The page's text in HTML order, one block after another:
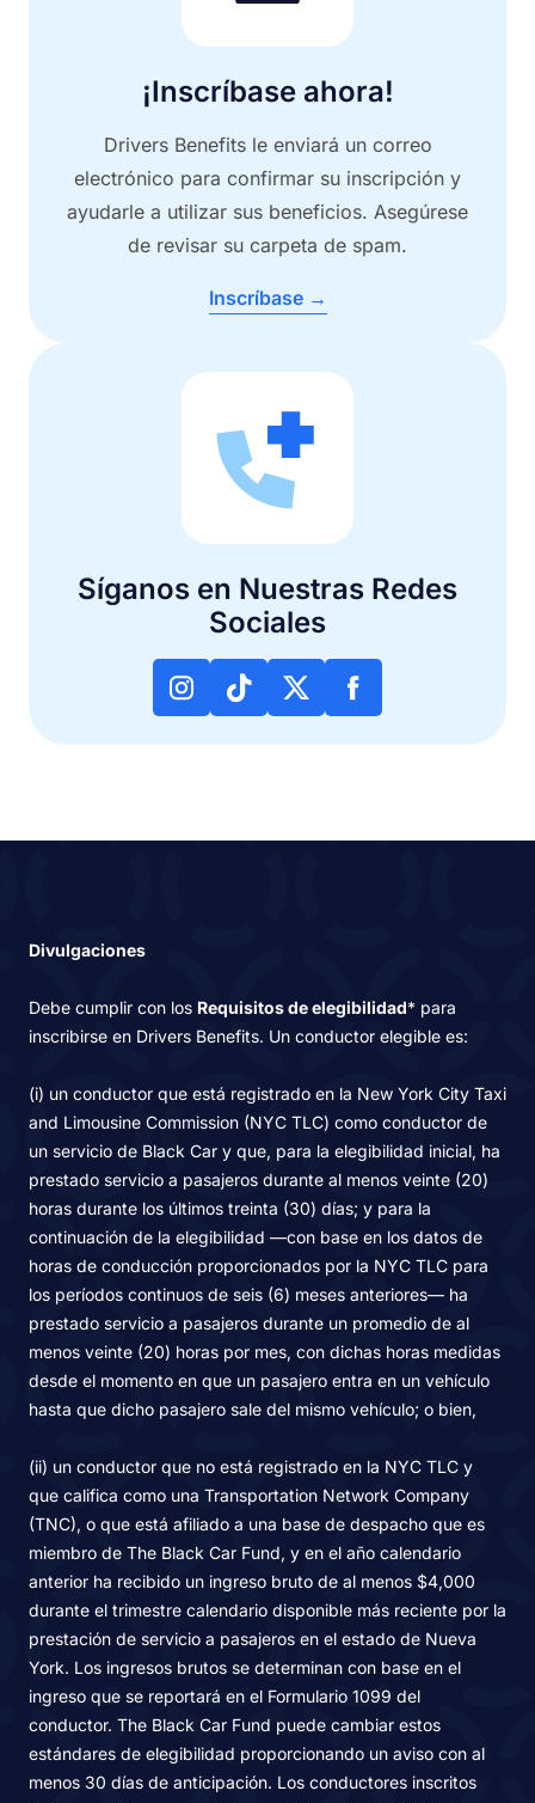
¡Inscríbase ahora!
Drivers Benefits le enviará un correo
electrónico para confirmar su inscripción y
ayudarle a utilizar sus beneficios. Asegúrese
de revisar su carpeta de spam.
Inscríbase →
Síganos en Nuestras Redes
Sociales
Divulgaciones
Debe cumplir con los Requisitos de elegibilidad* para
inscribirse en Drivers Benefits. Un conductor elegible es:
(i) un conductor que está registrado en la New York City Taxi
and Limousine Commission (NYC TLC) como conductor de
un servicio de Black Car y que, para la elegibilidad inicial, ha
prestado servicio a pasajeros durante al menos veinte (20)
horas durante los últimos treinta (30) días; y para la
continuación de la elegibilidad —con base en los datos de
horas de conducción proporcionados por la NYC TLC para
los períodos continuos de seis (6) meses anteriores— ha
prestado servicio a pasajeros durante un promedio de al
menos veinte (20) horas por mes, con dichas horas medidas
desde el momento en que un pasajero entra en un vehículo
hasta que dicho pasajero sale del mismo vehículo; o bien,
(ii) un conductor que no está registrado en la NYC TLC y
que califica como una Transportation Network Company
(TNC), o que está afiliado a una base de despacho que es
miembro de The Black Car Fund, y en el año calendario
anterior ha recibido un ingreso bruto de al menos $4,000
durante el trimestre calendario disponible más reciente por la
prestación de servicio a pasajeros en el estado de Nueva
York. Los ingresos brutos se determinan con base en el
ingreso que se reportará en el Formulario 1099 del
conductor. The Black Car Fund puede cambiar estos
estándares de elegibilidad proporcionando un aviso con al
menos 30 días de anticipación. Los conductores inscritos